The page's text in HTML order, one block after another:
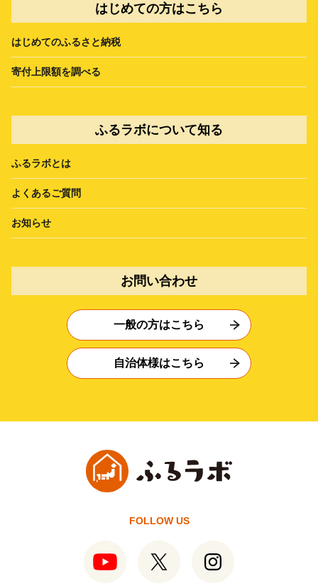
はじめての方はこちら
はじめてのふるさと納税
寄付上限額を調べる
ふるラボについて知る
ふるラボとは
よくあるご質問
お知らせ
お問い合わせ
一般の方はこちら
自治体様はこちら
FOLLOW US